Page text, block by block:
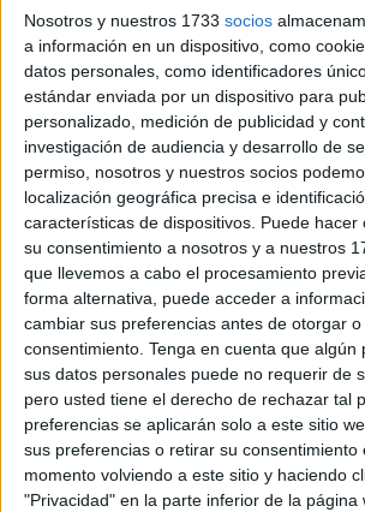
Nosotros y nuestros 1733 socios
a información en un dispositivo, como
datos personales, como identificadores
estándar enviada por un dispositivo para
personalizado, medición de publicidad y
investigación de audiencia y desarrollo de
permiso, nosotros y nuestros socios
localización geográfica precisa e
características de dispositivos. Puede hacer
su consentimiento a nosotros y a nuestros
que llevemos a cabo el procesamiento
forma alternativa, puede acceder a
cambiar sus preferencias antes de otorgar o
consentimiento. Tenga en cuenta que algún
sus datos personales puede no requerir de
pero usted tiene el derecho de rechazar tal
preferencias se aplicarán solo a este sitio
sus preferencias o retirar su consentimiento
momento volviendo a este sitio y haciendo
"Privacidad" en la parte inferior de la página
semivolcadoa la altura de la vía
túnel.
No se sabecómo ha sucedidoeste
imagen que se ofrece es la misma que
que sufrióun ceutí llamado Pacoque
vehículo,una furgoneta, y la